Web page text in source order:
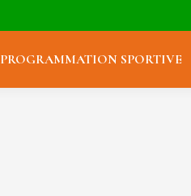
PROGRAMMATION SPORTIVE